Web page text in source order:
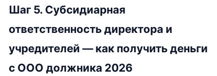
Шаг 5. Субсидиарная
ответственность директора и
учредителей — как получить деньги
с ООО должника 2026